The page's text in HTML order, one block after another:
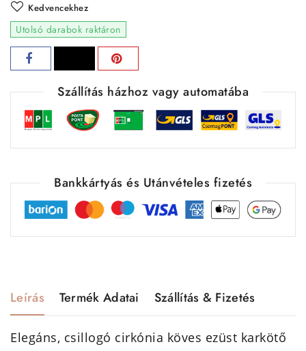
Kedvencekhez
Utolsó darabok raktáron
Szállítás házhoz vagy automatába
Bankkártyás és Utánvételes fizetés
Leírás Termék Adatai Szállítás & Fizetés
Elegáns, csillogó cirkónia köves ezüst karkötő